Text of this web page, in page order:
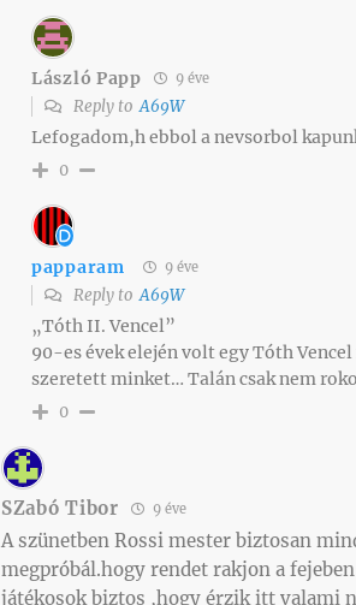
László Papp 9 éve
Reply toA69W
Lefogadom,h ebbol a nevsorbol
0
papparam 9 éve
Reply toA69W
„Tóth II. Vencel”
90-es évek elején volt egy Tóth
szeretett minket… Talán csak nem
0
SZabó Tibor 9 éve
A szünetben Rossi mester biztosan
megpróbál.hogy rendet rakjon a
játékosok biztos ,hogy érzik itt valami